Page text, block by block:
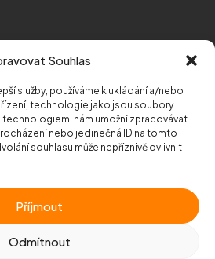
Souhlas
služby, používáme k ukládání a/nebo
technologie jako jsou soubory
nám umožní zpracovávat
nebo jedinečná ID na tomto
souhlasu může nepříznivě ovlivnit
Příjmout
Odmítnout
(mapa stránek)
služboureCAPTCHA